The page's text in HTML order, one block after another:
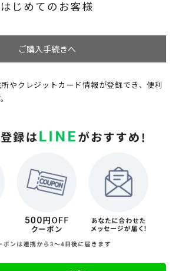
はじめてのお客様
ご購入手続きへ
やクレジットカード情報が登録でき、便利